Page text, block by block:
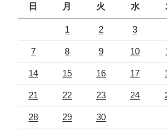
139”
日
月 火 水
1 2 3
7 8 9 10
14 15 16 17
21 22 23 24
28 29 30